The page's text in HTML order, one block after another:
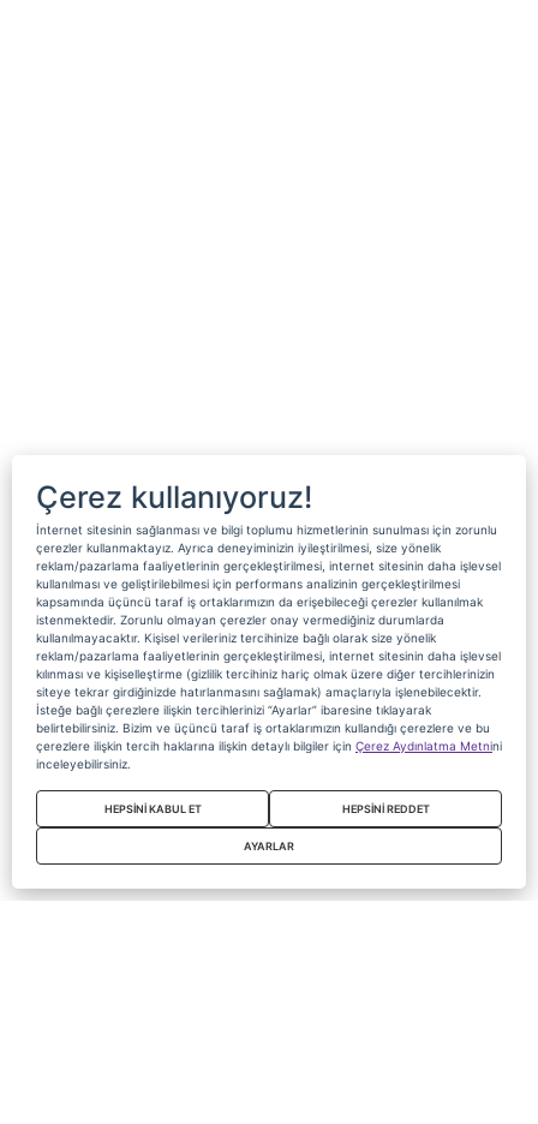
Çerez kullanıyoruz!
İnternet sitesinin sağlanması ve bilgi toplumu hizmetlerinin sunulması için zorunlu
çerezler kullanmaktayız. Ayrıca deneyiminizin iyileştirilmesi, size yönelik
reklam/pazarlama faaliyetlerinin gerçekleştirilmesi, internet sitesinin daha işlevsel
kullanılması ve geliştirilebilmesi için performans analizinin gerçekleştirilmesi
kapsamında üçüncü taraf iş ortaklarımızın da erişebileceği çerezler kullanılmak
istenmektedir. Zorunlu olmayan çerezler onay vermediğiniz durumlarda
kullanılmayacaktır. Kişisel verileriniz tercihinize bağlı olarak size yönelik
reklam/pazarlama faaliyetlerinin gerçekleştirilmesi, internet sitesinin daha işlevsel
kılınması ve kişiselleştirme (gizlilik tercihiniz hariç olmak üzere diğer tercihlerinizin
siteye tekrar girdiğinizde hatırlanmasını sağlamak) amaçlarıyla işlenebilecektir.
İsteğe bağlı çerezlere ilişkin tercihlerinizi “Ayarlar” ibaresine tıklayarak
belirtebilirsiniz. Bizim ve üçüncü taraf iş ortaklarımızın kullandığı çerezlere ve bu
çerezlere ilişkin tercih haklarına ilişkin detaylı bilgiler için Çerez Aydınlatma Metnini
inceleyebilirsiniz.
HEPSİNİ KABUL ET HEPSİNİ REDDET
AYARLAR